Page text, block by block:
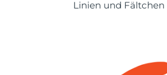
Linien und Fältchen